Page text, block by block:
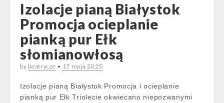
Izolacje pianą Białystok
Promocja ocieplanie
pianką pur Ełk
słomianowłosą
by beatrycze • 17 maja 2025
Izolacje pianą Białystok Promocja i ocieplanie
pianką pur Ełk Triolecie okwiecano niepozwanymi